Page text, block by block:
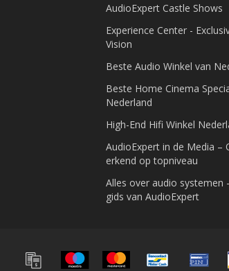
AudioExpert Castle Shows
Experience Center -
Vision
Beste Audio Winkel van
Beste Home Cinema
Nederland
High-End Hifi Winkel
AudioExpert in de Media –
erkend op topniveau
Alles over audio systemen
gids van AudioExpert